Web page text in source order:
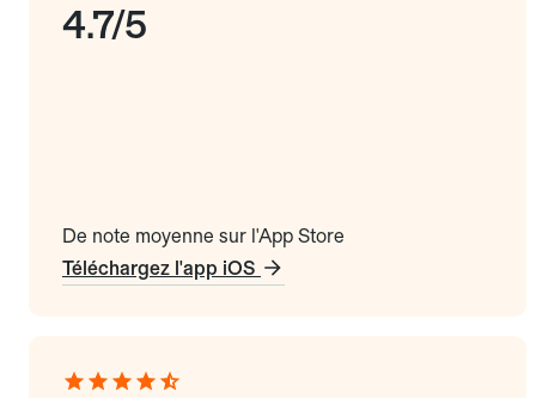
4.7/5
De note moyenne sur l'App Store
Téléchargez l'app iOS